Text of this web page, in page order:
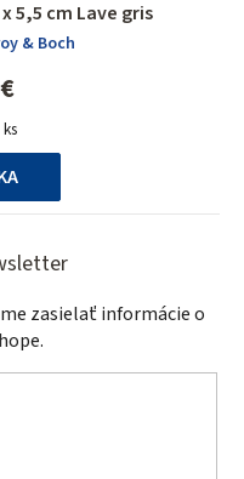
5,5 cm Lave gris
& Boch
zasielať informácie o